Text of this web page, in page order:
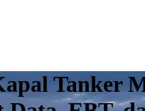
Tanker